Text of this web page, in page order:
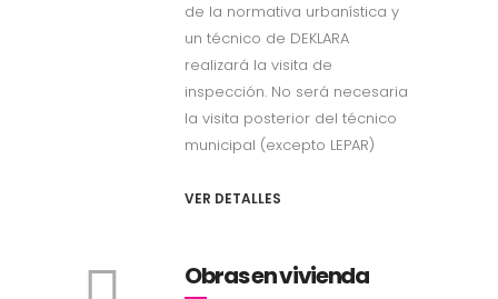
de la normativa urbanística y
un técnico de DEKLARA
realizará la visita de
inspección. No será necesaria
la visita posterior del técnico
municipal (excepto LEPAR)
VER DETALLES
Obras en vivienda